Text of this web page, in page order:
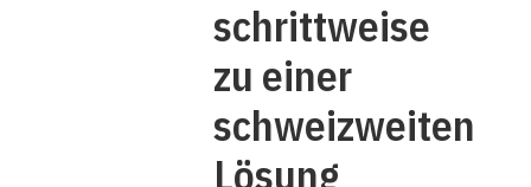
schrittweise
zu einer
schweizweiten
Lösung